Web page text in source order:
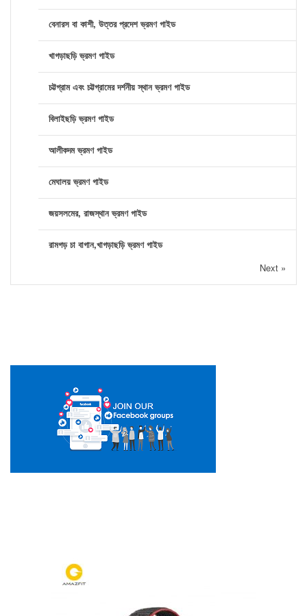
বেনারস বা কাশী, উত্তর প্রদেশ ভ্রমণ গাইড
খাগড়াছড়ি ভ্রমণ গাইড
চট্টগ্রাম এবং চট্টগ্রামের দর্শনীয় স্থান ভ্রমণ গাইড
বিলাইছড়ি ভ্রমণ গাইড
আলীকদম ভ্রমণ গাইড
মেঘালয় ভ্রমণ গাইড
জয়সলমের, রাজস্থান ভ্রমণ গাইড
রামগড় চা বাগান,খাগড়াছড়ি ভ্রমণ গাইড
Next »